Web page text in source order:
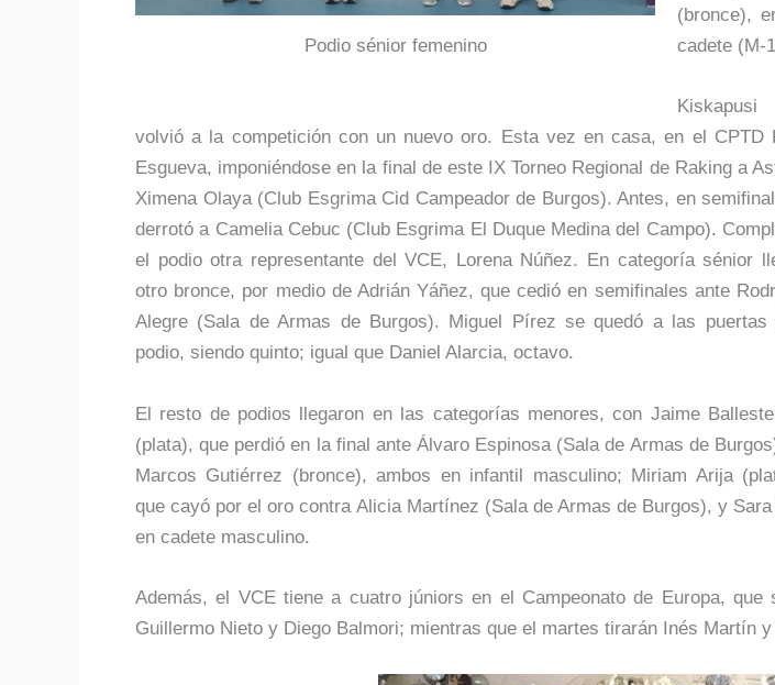
Podio sénior femenino
(bronce),
cadete (M-
Kiskapusi
volvió a la competición con un nuevo oro. Esta vez en casa, en el CPTD
Esgueva, imponiéndose en la final de este IX Torneo Regional de Raking a
Ximena Olaya (Club Esgrima Cid Campeador de Burgos). Antes, en
derrotó a Camelia Cebuc (Club Esgrima El Duque Medina del Campo).
el podio otra representante del VCE, Lorena Núñez. En categoría sénior
otro bronce, por medio de Adrián Yáñez, que cedió en semifinales ante
Alegre (Sala de Armas de Burgos). Miguel Pírez se quedó a las puertas
podio, siendo quinto; igual que Daniel Alarcia, octavo.
El resto de podios llegaron en las categorías menores, con Jaime
(plata), que perdió en la final ante Álvaro Espinosa (Sala de Armas de
Marcos Gutiérrez (bronce), ambos en infantil masculino; Miriam Arija
que cayó por el oro contra Alicia Martínez (Sala de Armas de Burgos), y
en cadete masculino.
Además, el VCE tiene a cuatro júniors en el Campeonato de Europa,
Guillermo Nieto y Diego Balmori; mientras que el martes tirarán Inés Martín